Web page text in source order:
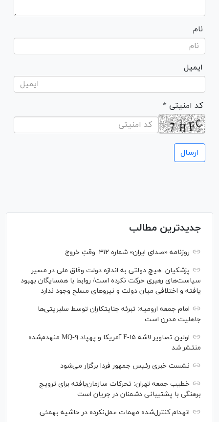
نام
ایمیل
* کد امنیتی
جدیدترین مطالب
روزنامه «صدای ایران» شماره ۴۱۲| وقتِ خروج
پزشکیان: هیچ دولتی به اندازه دولت وفاق ملی در مسیر
سیاست‌های رهبری حرکت نکرده است/ روابط با همسایگان بهبود
یافته و اختلافی میان دولت و نیروهای مسلح وجود ندارد
امام جمعه ارومیه: تبرئه جنایتکاران توسط سلبریتی‌ها
جاهلیت مدرن است
اولین تصاویر لاشه F-۱۵ آمریکا و پهپاد MQ-۹ منهدم‌شده
منتشر شد
نشست خبری رئیس‌ جمهور فردا برگزار می‌شود
خطیب جمعه تهران: تحرکات سازمان‌یافته برای ترویج
برهنگی با پشتیبانی دشمنان در جریان است
انهدام کنترل‌شده مهمات عمل‌نکرده در حاشیه بهمئی